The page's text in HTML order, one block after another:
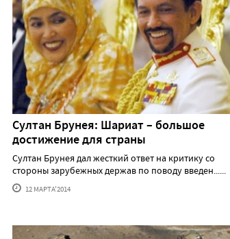
Султан Брунея: Шариат – большое
достижение для страны
Султан Брунея дал жесткий ответ на критику со
стороны зарубежных держав по поводу введен......
12 МАРТА'2014